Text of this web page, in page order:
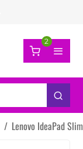
2
/ Lenovo IdeaPad